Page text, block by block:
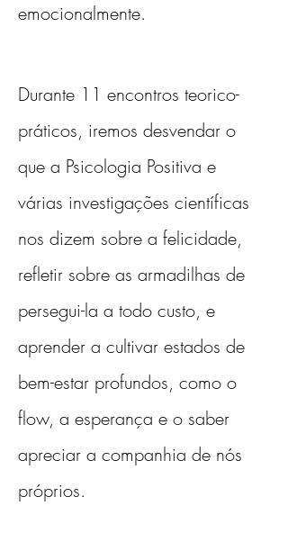
emocionalmente.
Durante 11 encontros teorico-
práticos, iremos desvendar o
que a Psicologia Positiva e
várias investigações científicas
nos dizem sobre a felicidade,
refletir sobre as armadilhas de
persegui-la a todo custo, e
aprender a cultivar estados de
bem-estar profundos, como o
flow, a esperança e o saber
apreciar a companhia de nós
próprios.